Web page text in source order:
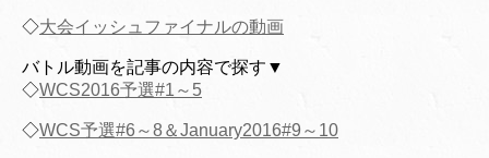
◇大会イッシュファイナルの動画
バトル動画を記事の内容で探す▼
◇WCS2016予選#1～5
◇WCS予選#6～8＆January2016#9～10